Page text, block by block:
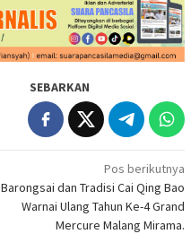
SEBARKAN
Pos berikutnya
Barongsai dan Tradisi Cai Qing Bao
Warnai Ulang Tahun Ke-4 Grand
Mercure Malang Mirama.